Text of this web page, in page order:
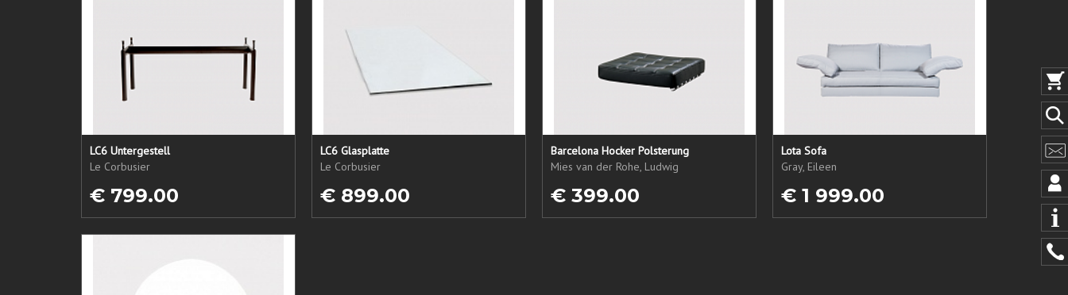
LC6 Untergestell
Le Corbusier
€ 799.00
LC6 Glasplatte
Le Corbusier
€ 899.00
Barcelona Hocker Polsterung
Mies van der Rohe, Ludwig
€ 399.00
Lota Sofa
Gray, Eileen
€ 1 999.00